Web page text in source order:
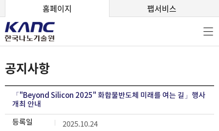
홈페이지 팹서비스
공지사항
「"Beyond Silicon 2025" 화합물반도체 미래를 여는 길」행사
개최 안내
등록일 2025.10.24